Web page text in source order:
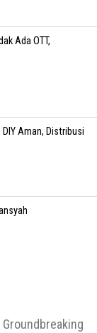
Ada OTT,
Aman, Distribusi